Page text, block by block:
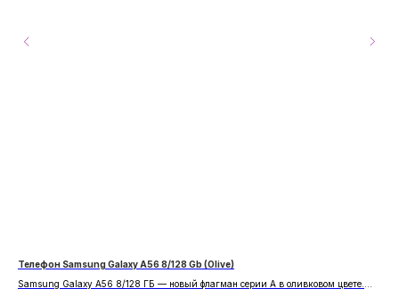
Телефон Samsung Galaxy A56 8/128 Gb (Olive)
Samsung Galaxy A56 8/128 ГБ — новый флагман серии A в оливковом цвете.